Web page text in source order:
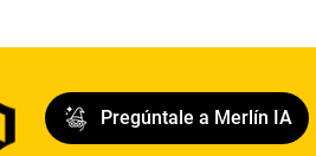
Pregúntale a Merlín IA